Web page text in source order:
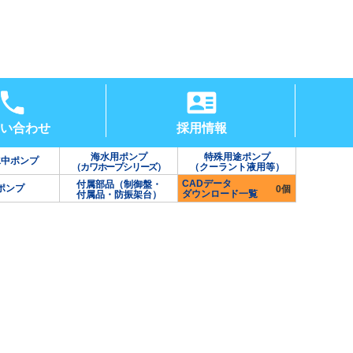
合わせ 採用情報
ポンプ
海水用ポンプ
（カワホープシリーズ）
特殊用途ポンプ
（クーラント液用等）
ンプ
付属部品（制御盤・
付属品・防振架台）
CADデータ
ダウンロード一覧
0個